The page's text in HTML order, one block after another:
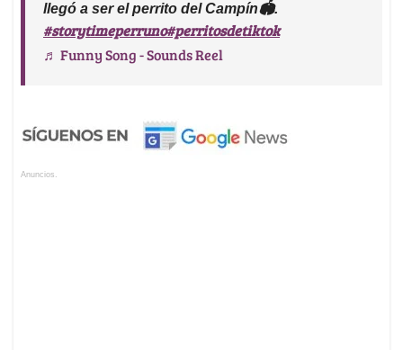
llegó a ser el perrito del Campín🏟️.
#storytimeperruno#perritosdetiktok
♬ Funny Song - Sounds Reel
Anuncios.